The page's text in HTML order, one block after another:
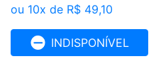
ou 10x de R$ 49,10
INDISPONÍVEL